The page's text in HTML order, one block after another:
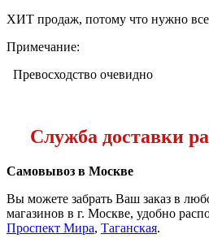
ХИТ продаж, потому что нужно
Примечание:
Превосходство очевидно
Служба доставки
Самовывоз в Москве
Вы можете забрать Ваш заказ в
магазинов в г. Москве, удобно
Проспект Мира, Таганская.